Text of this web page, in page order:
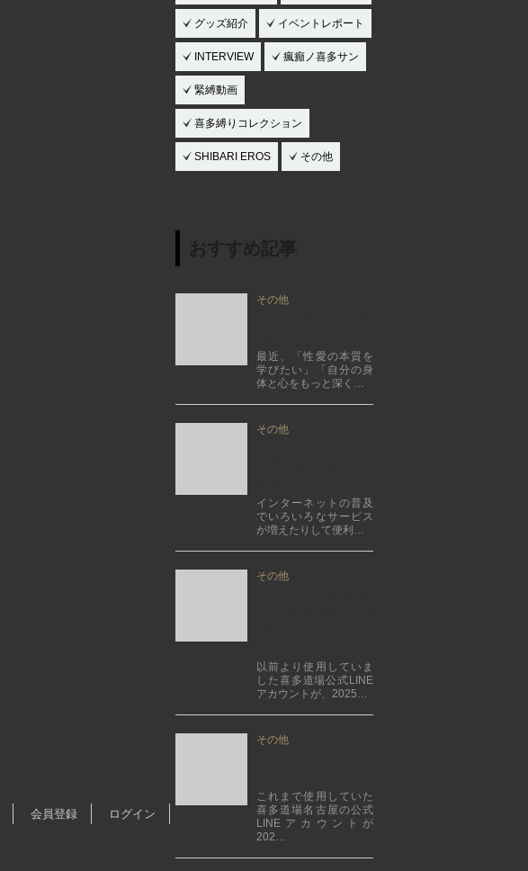
グッズ紹介 イベントレポート
INTERVIEW 瘋癲ノ喜多サン
緊縛動画
喜多縛りコレクション
SHIBARI EROS その他
その他
最近、「性愛の本質を
学びたい」「自分の身
体と心をもっと深く…
その他
インターネットの普及
でいろいろなサービス
が増えたりして便利…
その他
以前より使用していま
した喜多道場公式LINE
アカウントが、2025…
その他
これまで使用していた
喜多道場名古屋の公式
LINEアカウントが
202…
会員登録
ログイン